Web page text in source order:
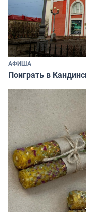
АФИША
Поиграть в